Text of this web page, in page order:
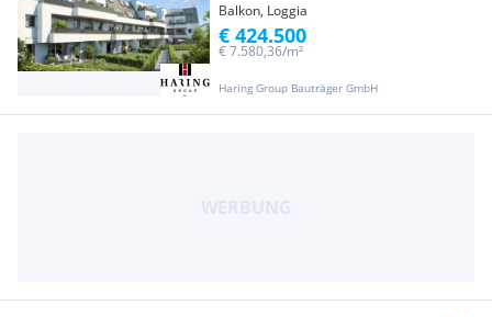
Balkon, Loggia
Haring Group Bauträger GmbH
€ 7.580,36/m²
€ 424.500